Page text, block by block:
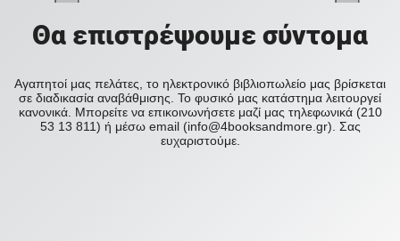
Θα επιστρέψουμε σύντομα
Αγαπητοί μας πελάτες, το ηλεκτρονικό βιβλιοπωλείο μας βρίσκεται
σε διαδικασία αναβάθμισης. Το φυσικό μας κατάστημα λειτουργεί
κανονικά. Μπορείτε να επικοινωνήσετε μαζί μας τηλεφωνικά (210
53 13 811) ή μέσω email (info@4booksandmore.gr). Σας
ευχαριστούμε.